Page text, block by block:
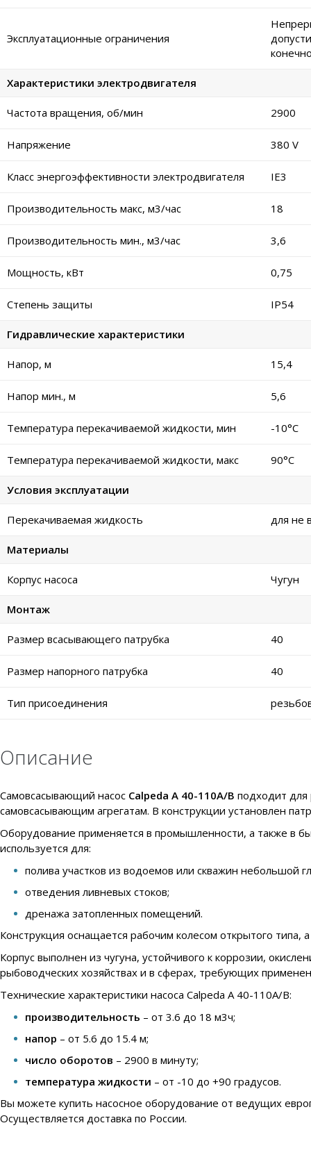
Эксплуатационные ограничения
Характеристики электродвигателя
Частота вращения, об/мин 2900
Напряжение 380 V
Класс энергоэффективности электродвигателя IE3
Производительность макс, м3/час 18
Производительность мин., м3/час 3,6
Мощность, кВт 0,75
Степень защиты IP54
Гидравлические характеристики
Напор, м 15,4
Напор мин., м 5,6
Температура перекачиваемой жидкости, мин -10°C
Температура перекачиваемой жидкости, макс 90°C
Условия эксплуатации
Перекачиваемая жидкость для не
Материалы
Корпус насоса Чугун
Монтаж
Размер всасывающего патрубка 40
Размер напорного патрубка 40
Тип присоединения
Описание
Самовсасывающий насос Calpeda A 40-110A/B подходит
самовсасывающим агрегатам. В конструкции установлен
Оборудование применяется в промышленности, а также в
используется для:
полива участков из водоемов или скважин небольшой
отведения ливневых стоков;
дренажа затопленных помещений.
Конструкция оснащается рабочим колесом открытого
Корпус выполнен из чугуна, устойчивого к коррозии,
рыбоводческих хозяйствах и в сферах, требующих
Технические характеристики насоса Calpeda A 40-110A/B:
производительность – от 3.6 до 18 м3ч;
напор – от 5.6 до 15.4 м;
число оборотов – 2900 в минуту;
температура жидкости – от -10 до +90 градусов.
Вы можете купить насосное оборудование от ведущих
Осуществляется доставка по России.